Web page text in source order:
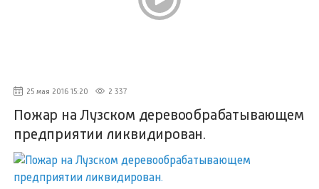
25 мая 2016 15:20 2 337
Пожар на Лузском деревообрабатывающем
предприятии ликвидирован.